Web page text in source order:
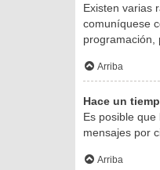
Existen varias
comuníquese
programación,
Arriba
Hace un
Es posible
mensajes por
Arriba